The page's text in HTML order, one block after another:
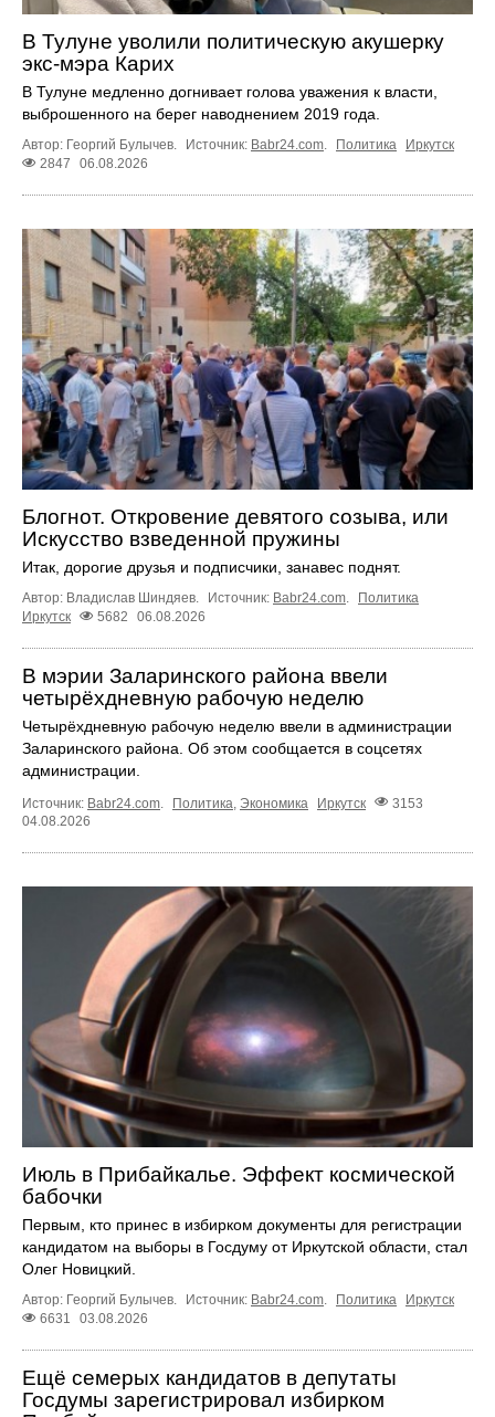
В Тулуне уволили политическую акушерку
экс-мэра Карих
В Тулуне медленно догнивает голова уважения к власти,
выброшенного на берег наводнением 2019 года.
Автор: Георгий Булычев. Источник: Babr24.com Политика
Иркутск
2847
06.08.2026
Блогнот. Откровение девятого созыва, или
Искусство взведенной пружины
Итак, дорогие друзья и подписчики, занавес поднят.
Автор: Владислав Шиндяев. Источник: Babr24.com.
Политика
Иркутск
5682 06.08.2026
В мэрии Заларинского района ввели
четырёхдневную рабочую неделю
Четырёхдневную рабочую неделю ввели в администрации
Заларинского района. Об этом сообщается в соцсетях
администрации.
Источник: Babr24.com Политика Экономика Иркутск
3153
04.08.2026
Июль в Прибайкалье. Эффект космической
бабочки
Первым, кто принес в избирком документы для регистрации
кандидатом на выборы в Госдуму от Иркутской области, стал
Олег Новицкий.
Автор: Георгий Булычев. Источник: Babr24.com. Политика
Иркутск
6631
03.08.2026
Ещё семерых кандидатов в депутаты
Госдумы зарегистрировал избирком